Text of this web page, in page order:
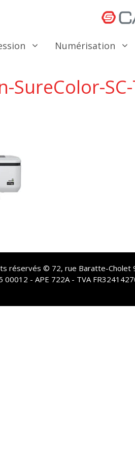
Numérisation
SureColor-
réservés © 72, rue Baratte-Cholet
00012 - APE 722A - TVA